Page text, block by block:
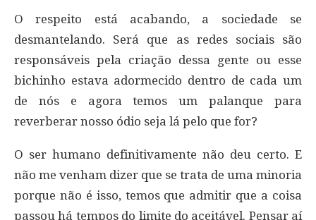
O respeito está acabando, a sociedade se
desmantelando. Será que as redes sociais são
responsáveis pela criação dessa gente ou esse
bichinho estava adormecido dentro de cada um
de nós e agora temos um palanque para
reverberar nosso ódio seja lá pelo que for?
O ser humano definitivamente não deu certo. E
não me venham dizer que se trata de uma minoria
porque não é isso, temos que admitir que a coisa
passou há tempos do limite do aceitável. Pensar aí